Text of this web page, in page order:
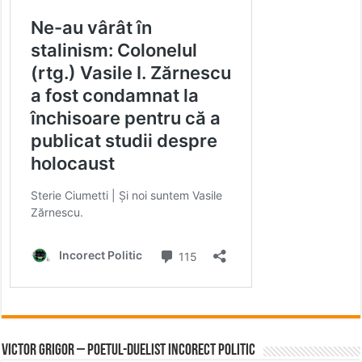
Victor Grigor – Poetul-Duelist Incorect Politic